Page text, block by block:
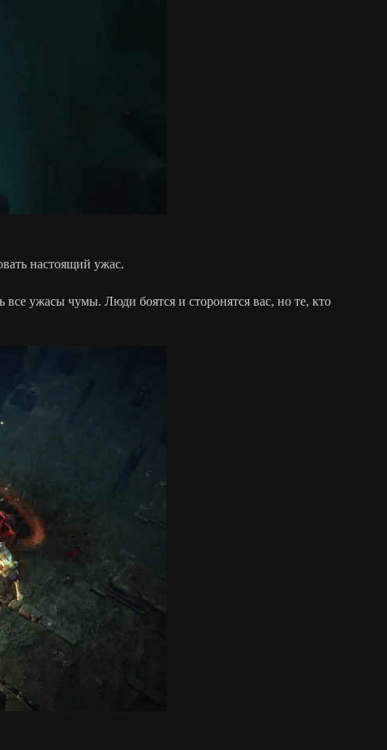
настоящий ужас.
ужасы чумы. Люди боятся и сторонятся вас, но те, кто